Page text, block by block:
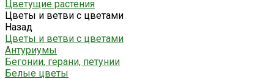
Цветущие растения
Цветы и ветви с цветами
Назад
Цветы и ветви с цветами
Антуриумы
Бегонии, герани, петунии
Белые цветы